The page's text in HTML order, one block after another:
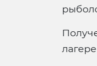
лагере